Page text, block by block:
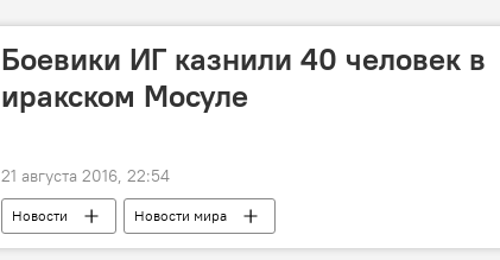
Боевики ИГ казнили 40 человек в
иракском Мосуле
21 августа 2016, 22:54
Новости Новости мира